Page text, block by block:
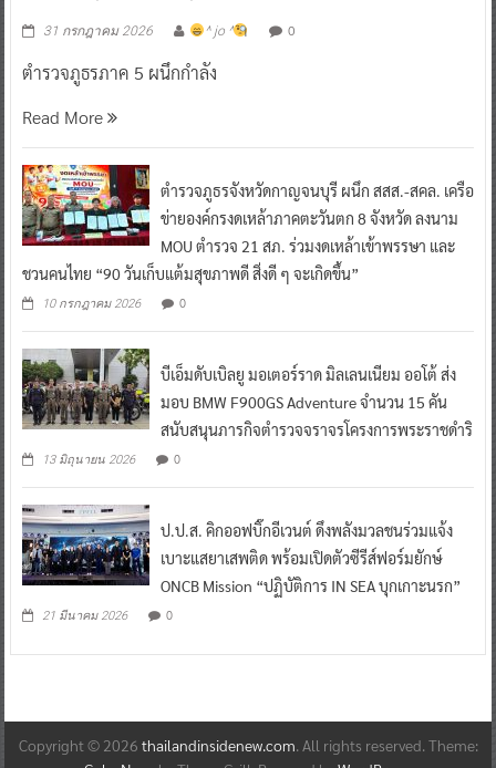
31 กรกฎาคม 2026 ^ jo ^ 0
ตำรวจภูธรภาค 5 ผนึกกำลัง
Read More
ตำรวจภูธรจังหวัดกาญจนบุรี ผนึก สสส.-สคล. เครือ
ข่ายองค์กรงดเหล้าภาคตะวันตก 8 จังหวัด ลงนาม
MOU ตำรวจ 21 สภ. ร่วมงดเหล้าเข้าพรรษา และ
ชวนคนไทย “90 วันเก็บแต้มสุขภาพดี สิ่งดี ๆ จะเกิดขึ้น”
10 กรกฎาคม 2026 0
บีเอ็มดับเบิลยู มอเตอร์ราด มิลเลนเนียม ออโต้ ส่ง
มอบ BMW F900GS Adventure จำนวน 15 คัน
สนับสนุนภารกิจตำรวจจราจรโครงการพระราชดำริ
13 มิถุนายน 2026 0
ป.ป.ส. คิกออฟบิ๊กอีเวนต์ ดึงพลังมวลชนร่วมแจ้ง
เบาะแสยาเสพติด พร้อมเปิดตัวซีรีส์ฟอร์มยักษ์
ONCB Mission “ปฏิบัติการ IN SEA บุกเกาะนรก”
21 มีนาคม 2026 0
Copyright © 2026 thailandinsidenew.com. All rights reserved. Theme: